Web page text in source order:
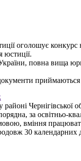
оголошує конкурс
юстиції.
повна вища
Чернігівської
за освітньо-
вміння
30 календарних